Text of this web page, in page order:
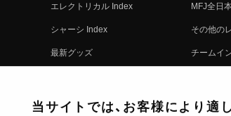
エレクトリカル Index
シャーシ Index
最新グッズ
コンプリート
MFJ全日
その他の
チームイ
レースム
当サイトでは、お客様により適